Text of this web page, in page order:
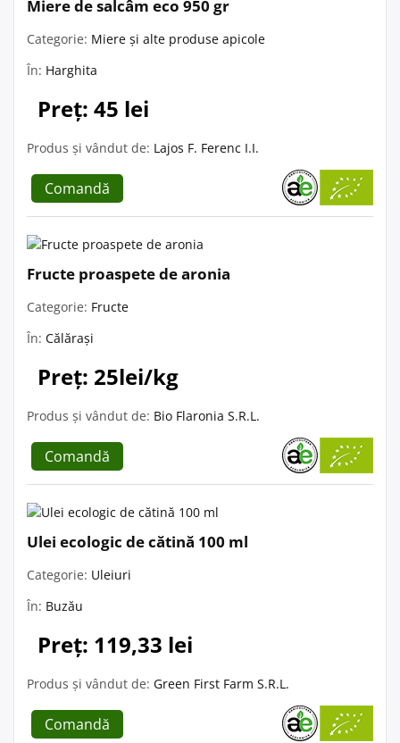
Miere de salcâm eco 950 gr
Categorie: Miere și alte produse apicole
În: Harghita
Preț: 45 lei
Produs și vândut de: Lajos F. Ferenc I.I.
Comandă
Fructe proaspete de aronia
Categorie: Fructe
În: Călărași
Preț: 25lei/kg
Produs și vândut de: Bio Flaronia S.R.L.
Comandă
Ulei ecologic de cătină 100 ml
Categorie: Uleiuri
În: Buzău
Preț: 119,33 lei
Produs și vândut de: Green First Farm S.R.L.
Comandă